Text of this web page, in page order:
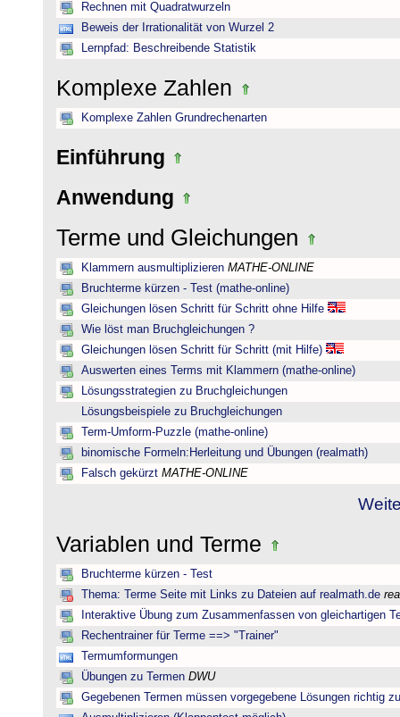
Rechnen mit Quadratwurzeln
Beweis der Irrationalität von Wurzel 2
Lernpfad: Beschreibende Statistik
Komplexe Zahlen
Komplexe Zahlen Grundrechenarten
Einführung
Anwendung
Terme und Gleichungen
Klammern ausmultiplizieren MATHE-ONLINE
Bruchterme kürzen - Test (mathe-online)
Gleichungen lösen Schritt für Schritt ohne Hilfe
Wie löst man Bruchgleichungen ?
Gleichungen lösen Schritt für Schritt (mit Hilfe)
Auswerten eines Terms mit Klammern (mathe-online)
Lösungsstrategien zu Bruchgleichungen
Lösungsbeispiele zu Bruchgleichungen
Term-Umform-Puzzle (mathe-online)
binomische Formeln:Herleitung und Übungen (realmath)
Falsch gekürzt MATHE-ONLINE
Variablen und Terme
Bruchterme kürzen - Test
Thema: Terme Seite mit Links zu Dateien auf realmath.de
Interaktive Übung zum Zusammenfassen von gleichartigen
Rechentrainer für Terme ==> "Trainer"
Termumformungen
Übungen zu Termen DWU
Gegebenen Termen müssen vorgegebene Lösungen richtig